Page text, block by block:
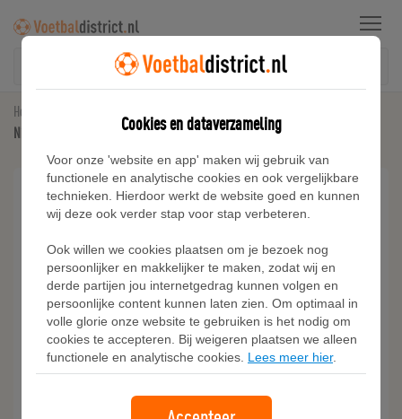
Menu
Home
Nike Dri-FIT Park 7 JBY Voetbalshirt voor dames - Blauw
Cookies en dataverzameling
Voor onze 'website en app' maken wij gebruik van
functionele en analytische cookies en ook vergelijkbare
technieken. Hierdoor werkt de website goed en kunnen
wij deze ook verder stap voor stap verbeteren.
Ook willen we cookies plaatsen om je bezoek nog
persoonlijker en makkelijker te maken, zodat wij en
derde partijen jou internetgedrag kunnen volgen en
persoonlijke content kunnen laten zien. Om optimaal in
volle glorie onze website te gebruiken is het nodig om
cookies te accepteren. Bij weigeren plaatsen we alleen
functionele en analytische cookies. Lees meer hier.